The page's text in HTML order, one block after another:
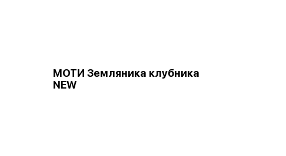
МОТИ Земляника клубника
NEW